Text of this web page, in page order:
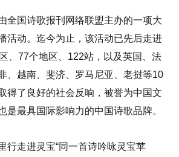
全国诗歌报刊网络联盟主办的一项大
活动。迄今为止，该活动已先后走进
、77个地区、122站，以及英国、法
、越南、斐济、罗马尼亚、老挝等10
得了良好的社会反响，被誉为中国文
是最具国际影响力的中国诗歌品牌。
行走进灵宝“同一首诗吟咏灵宝苹